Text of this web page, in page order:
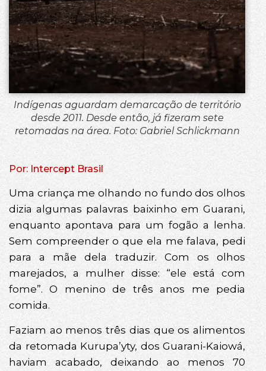
Indígenas aguardam demarcação de território
desde 2011. Desde então, já fizeram sete
retomadas na área. Foto: Gabriel Schlickmann
Por: Intercept Brasil
Uma criança me olhando no fundo dos olhos
dizia algumas palavras baixinho em Guarani,
enquanto apontava para um fogão a lenha.
Sem compreender o que ela me falava, pedi
para a mãe dela traduzir. Com os olhos
marejados, a mulher disse: “ele está com
fome”. O menino de três anos me pedia
comida.
Faziam ao menos três dias que os alimentos
da retomada Kurupa’yty, dos Guarani-Kaiowá,
haviam acabado, deixando ao menos 70